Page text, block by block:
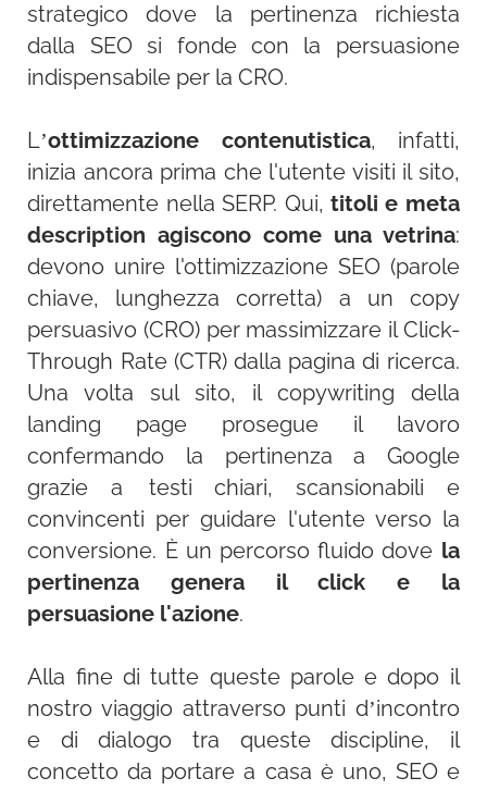
strategico dove la pertinenza richiesta
dalla SEO si fonde con la persuasione
indispensabile per la CRO.
L’ottimizzazione contenutistica, infatti,
inizia ancora prima che l'utente visiti il sito,
direttamente nella SERP. Qui, titoli e meta
description agiscono come una vetrina:
devono unire l'ottimizzazione SEO (parole
chiave, lunghezza corretta) a un copy
persuasivo (CRO) per massimizzare il Click-
Through Rate (CTR) dalla pagina di ricerca.
Una volta sul sito, il copywriting della
landing page prosegue il lavoro
confermando la pertinenza a Google
grazie a testi chiari, scansionabili e
convincenti per guidare l'utente verso la
conversione. È un percorso fluido dove la
pertinenza genera il click e la
persuasione l'azione.
Alla fine di tutte queste parole e dopo il
nostro viaggio attraverso punti d’incontro
e di dialogo tra queste discipline, il
concetto da portare a casa è uno, SEO e